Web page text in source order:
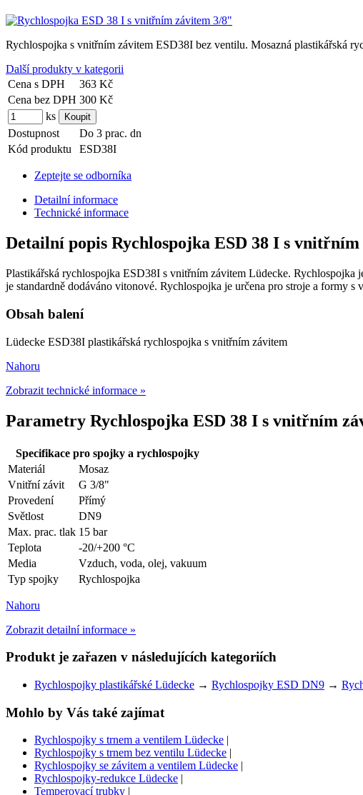
Rychlospojka s vnitřním závitem ESD38I bez ventilu. Mosazná plastikářská
Další produkty v kategorii
Cena s DPH
363 Kč
Cena bez DPH 300 Kč
ks
Dostupnost
Do 3 prac. dn
Kód produktu
ESD38I
Zeptejte se odborníka
Detailní informace
Technické informace
Detailní popis Rychlospojka ESD 38 I s
Plastikářská rychlospojka ESD38I s vnitřním závitem Lüdecke.
je standardně dodáváno vitonové. Rychlospojka je určena pro stroje a formy
Obsah balení
Lüdecke ESD38I plastikářská rychlospojka s vnitřním závitem
Nahoru
Zobrazit technické informace »
Parametry Rychlospojka ESD 38 I s vnitřním
Specifikace pro spojky a rychlospojky
Materiál
Mosaz
Vnitřní závit
G 3/8"
Provedení
Přímý
Světlost
DN9
Max. prac. tlak 15 bar
Teplota
-20/+200 °C
Media
Vzduch, voda, olej, vakuum
Typ spojky
Rychlospojka
Nahoru
Zobrazit detailní informace »
Produkt je zařazen v následujících kategoriích
Rychlospojky plastikářské Lüdecke → Rychlospojky ESD DN9 →
Mohlo by Vás také zajímat
Rychlospojky s trnem a ventilem Lüdecke |
Rychlospojky s trnem bez ventilu Lüdecke |
Rychlospojky se závitem a ventilem Lüdecke |
Rychlospojky-redukce Lüdecke |
Temperovací trubky |